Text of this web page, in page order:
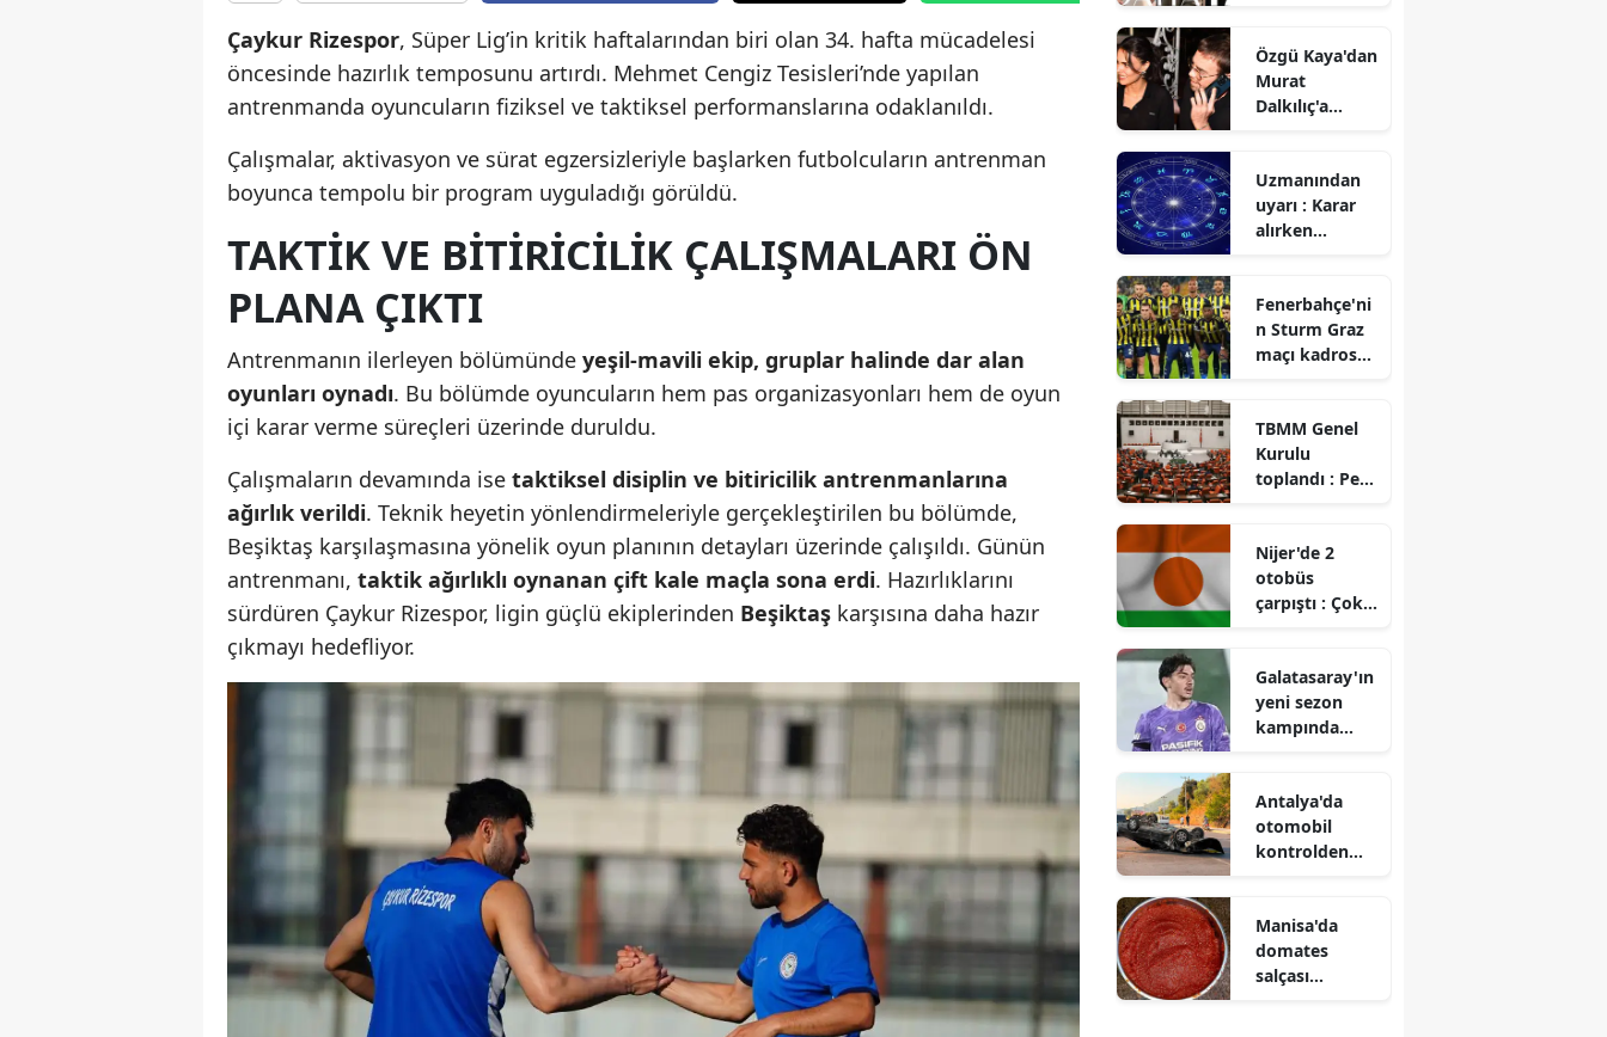
Eskişehir
Gaziantep
Gümüşhane
Hatay
Mersin
İzmir
Kars
Kastamonu
Kayseri
Kırşehir
Kocaeli
Kütahya
Malatya
Manisa
Kahramanmaraş
Çaykur Rizespor, Süper Lig’in kritik haftalarından biri olan 34. hafta mücadelesi
öncesinde hazırlık temposunu artırdı. Mehmet Cengiz Tesisleri’nde yapılan
antrenmanda oyuncuların fiziksel ve taktiksel performanslarına odaklanıldı.
Çalışmalar, aktivasyon ve sürat egzersizleriyle başlarken futbolcuların antrenman
boyunca tempolu bir program uyguladığı görüldü.
TAKTIK VE BITIRICILIK ÇALIŞMALARI ÖN
PLANA ÇIKTI
Antrenmanın ilerleyen bölümünde yeşil-mavili ekip, gruplar halinde dar alan
oyunları oynadı. Bu bölümde oyuncuların hem pas organizasyonları hem de oyun
içi karar verme süreçleri üzerinde duruldu.
Çalışmaların devamında ise taktiksel disiplin ve bitiricilik antrenmanlarına
ağırlık verildi. Teknik heyetin yönlendirmeleriyle gerçekleştirilen bu bölümde,
Beşiktaş karşılaşmasına yönelik oyun planının detayları üzerinde çalışıldı. Günün
antrenmanı, taktik ağırlıklı oynanan çift kale maçla sona erdi. Hazırlıklarını
sürdüren Çaykur Rizespor, ligin güçlü ekiplerinden Beşiktaş karşısına daha hazır
çıkmayı hedefliyor.
nasıldı?
Özgü Kaya'dan
Murat
Dalkılıç'a
sürpriz partisi
Uzmanından
uyarı : Karar
alırken
gerekiyor
Fenerbahçe'ni
n Sturm Graz
maçı kadrosu
oluşacak?
TBMM Genel
Kurulu
toplandı : Pek
geldi
Nijer'de 2
otobüs
çarpıştı : Çok
Galatasaray'ın
yeni sezon
kampında
çekiyor!
Antalya'da
otomobil
kontrolden
: Sürücü
yaralandı
Manisa'da
domates
salçası